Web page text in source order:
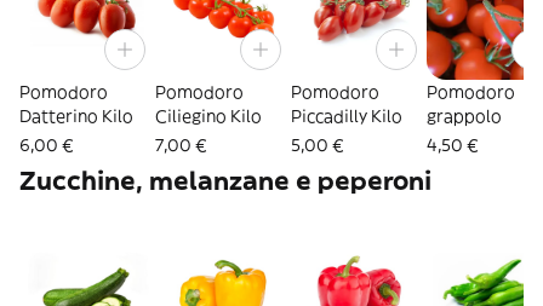
Pomodoro
Datterino Kilo
6,00 €
Pomodoro
Ciliegino Kilo
7,00 €
Pomodoro
Piccadilly Kilo
5,00 €
Pomodoro
grappolo
4,50 €
Zucchine, melanzane e peperoni